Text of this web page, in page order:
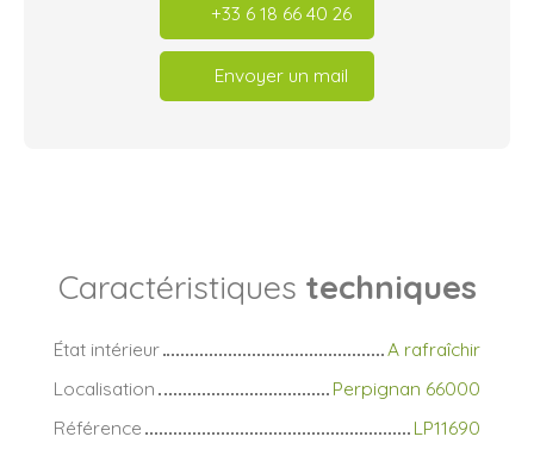
+33 6 18 66 40 26
Envoyer un mail
Caractéristiques techniques
État intérieur
A rafraîchir
Localisation
Perpignan 66000
Référence
LP11690